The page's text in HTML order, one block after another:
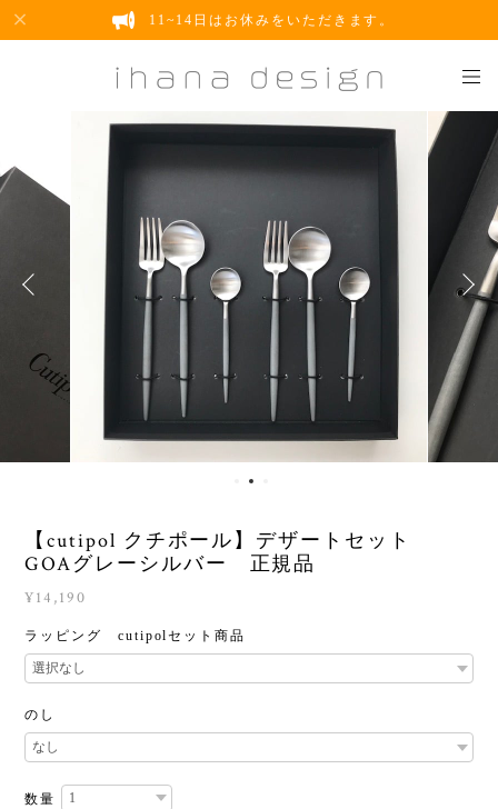
11~14日はお休みをいただきます。
【cutipol クチポール】デザートセット
GOAグレーシルバー 正規品
¥14,190
ラッピング cutipolセット商品
のし
数量